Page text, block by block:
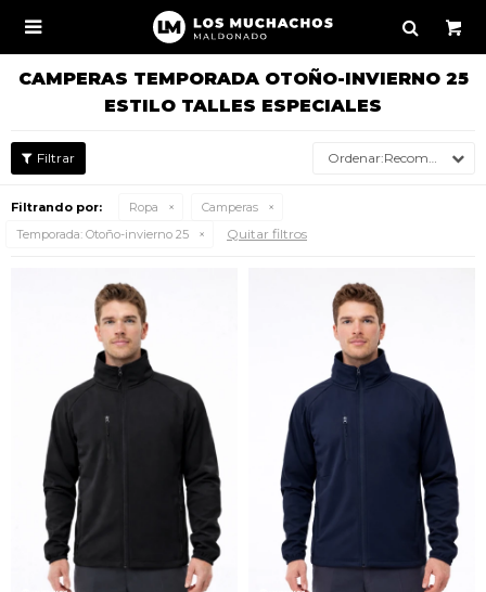

CAMPERAS TEMPORADA OTOÑO-INVIERNO 25
ESTILO TALLES ESPECIALES
Recomendados
Filtrando por: Ropa
Camperas
Temporada: Otoño-invierno 25 Quitar filtros